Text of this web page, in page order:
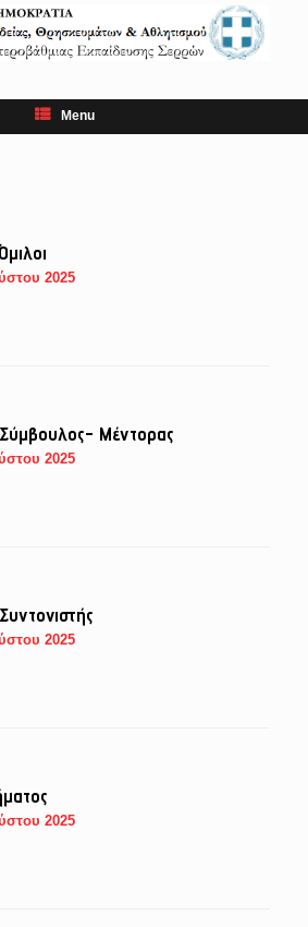
Menu
2025
Μέντορας
2025
2025
2025